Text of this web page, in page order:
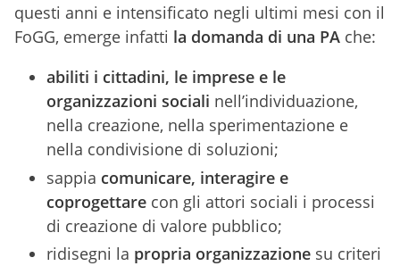
questi anni e intensificato negli ultimi mesi con il
FoGG, emerge infatti la domanda di una PA che:
abiliti i cittadini, le imprese e le
organizzazioni sociali nell’individuazione,
nella creazione, nella sperimentazione e
nella condivisione di soluzioni;
sappia comunicare, interagire e
coprogettare con gli attori sociali i processi
di creazione di valore pubblico;
ridisegni la propria organizzazione su criteri